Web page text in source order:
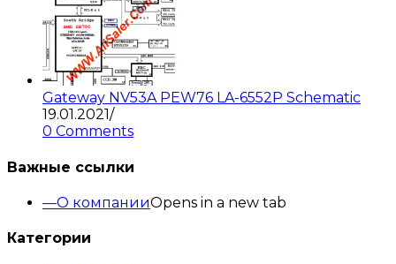
Gateway NV53A PEW76 LA-6552P Schematic
19.01.2021/
0 Comments
Важные ссылки
О компанииOpens in a new tab
Категории